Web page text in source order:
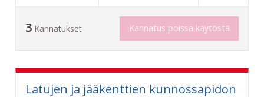
3 Kannatukset Kannatus poissa käytöstä
Latujen ja jääkenttien kunnossapidon